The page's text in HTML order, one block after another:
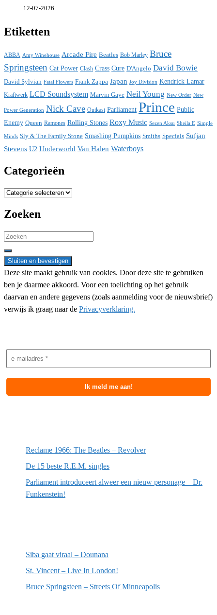
12-07-2026
Etiketten
ABBA Amy Winehouse Arcade Fire Beatles Bob Marley Bruce
Springsteen Cat Power Clash Crass Cure D'Angelo David Bowie
David Sylvian Fatal Flowers Frank Zappa Japan Joy Division Kendrick Lamar
Kraftwerk LCD Soundsystem Marvin Gaye Neil Young New Order New
Power Generation Nick Cave Outkast Parliament Prince Public
Enemy Queen Ramones Rolling Stones Roxy Music Sezen Aksu Sheila E Simple
Minds Sly & The Family Stone Smashing Pumpkins Smiths Specials Sufjan
Stevens U2 Underworld Van Halen Waterboys
Categorieën
Categorieën
Zoeken
Search
for:
Deze site maakt gebruik van cookies. Door deze site te gebruiken
ben je daarmee akkoord. Voor een toelichting op het gebruik
daarvan en andere gegevens (zoals aanmelding voor de nieuwsbrief)
verwijs ik graag naar de Privacyverklaring.
Reclame 1966: The Beatles – Revolver
De 15 beste R.E.M. singles
Parliament introduceert alweer een nieuw personage – Dr.
Funkenstein!
Siba gaat viraal – Dounana
St. Vincent – Live In London!
Bruce Springsteen – Streets Of Minneapolis